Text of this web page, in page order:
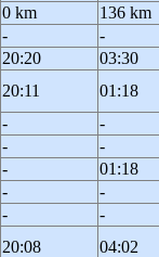
0 km
136 km
- -
20:20 03:30
20:11 01:18
- -
- -
- 01:18
- -
- -
20:08 04:02